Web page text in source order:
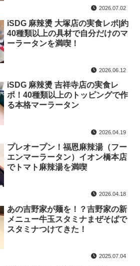
2026.07.02
iSDG 麻辣燙 大塚店の実食レポ|約
40種類以上の具材で自分だけのマ
ーラータンを満喫！
2026.06.12
iSDG 麻辣燙 吉祥寺店の実食レ
ポ！40種類以上のトッピングで作
る本格マーラータン
2026.04.19
プレオープン！福恩麻辣湯（フー
エンマーラータン）イオン橋本店
でトマト麻辣湯を満喫
2026.04.18
あの吉野家が麺を！？吉野家の新
メニュー牛玉スタミナまぜそばで
スタミナつけてきた！
2025.07.04